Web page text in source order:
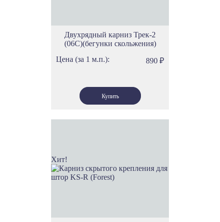
Двухрядный карниз Трек-2
(06С)(бегунки скольжения)
Цена (за 1 м.п.):
890 ₽
Хит!